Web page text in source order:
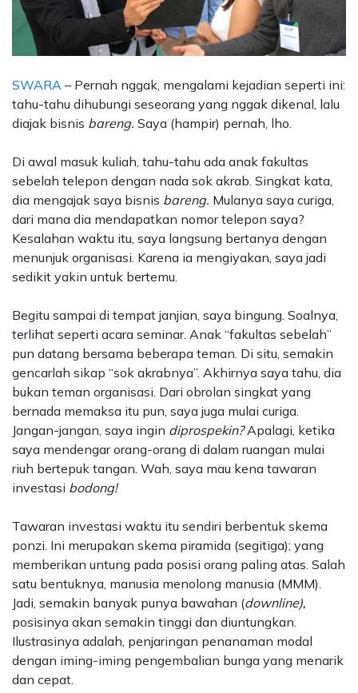
SWARA – Pernah nggak, mengalami kejadian seperti ini:
tahu-tahu dihubungi seseorang yang nggak dikenal, lalu
diajak bisnis bareng. Saya (hampir) pernah, lho.
Di awal masuk kuliah, tahu-tahu ada anak fakultas
sebelah telepon dengan nada sok akrab. Singkat kata,
dia mengajak saya bisnis bareng. Mulanya saya curiga,
dari mana dia mendapatkan nomor telepon saya?
Kesalahan waktu itu, saya langsung bertanya dengan
menunjuk organisasi. Karena ia mengiyakan, saya jadi
sedikit yakin untuk bertemu.
Begitu sampai di tempat janjian, saya bingung. Soalnya,
terlihat seperti acara seminar. Anak “fakultas sebelah”
pun datang bersama beberapa teman. Di situ, semakin
gencarlah sikap “sok akrabnya”. Akhirnya saya tahu, dia
bukan teman organisasi. Dari obrolan singkat yang
bernada memaksa itu pun, saya juga mulai curiga.
Jangan-jangan, saya ingin diprospekin?Apalagi, ketika
saya mendengar orang-orang di dalam ruangan mulai
riuh bertepuk tangan. Wah, saya mau kena tawaran
investasi bodong!
Tawaran investasi waktu itu sendiri berbentuk skema
ponzi. Ini merupakan skema piramida (segitiga); yang
memberikan untung pada posisi orang paling atas. Salah
satu bentuknya, manusia menolong manusia (MMM).
Jadi, semakin banyak punya bawahan (downline),
posisinya akan semakin tinggi dan diuntungkan.
Ilustrasinya adalah, penjaringan penanaman modal
dengan iming-iming pengembalian bunga yang menarik
dan cepat.